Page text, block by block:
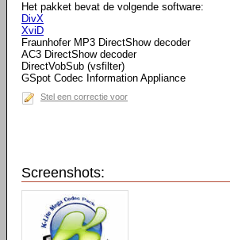
Het pakket bevat de volgende software:
DivX
XviD
Fraunhofer MP3 DirectShow decoder
AC3 DirectShow decoder
DirectVobSub (vsfilter)
GSpot Codec Information Appliance
Stel een correctie voor
Screenshots: